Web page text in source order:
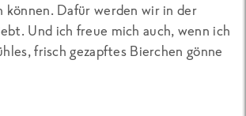
können. Dafür werden wir in der
Und ich freue mich auch, wenn ich
frisch gezapftes Bierchen gönne